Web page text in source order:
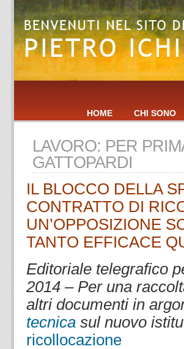
HOME CHI SONO
LAVORO: PER
GATTOPARDI
IL BLOCCO DELLA
CONTRATTO DI
UN’OPPOSIZIONE
TANTO EFFICACE
Editoriale telegrafico
2014 – Per una
altri documenti in
tecnica sul nuovo
ricollocazione